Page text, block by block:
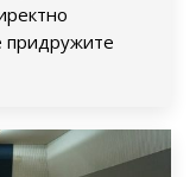
придружите